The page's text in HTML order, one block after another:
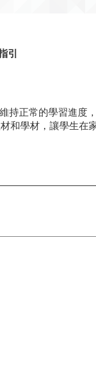
引
正常的學習進度
和學材，讓學生在